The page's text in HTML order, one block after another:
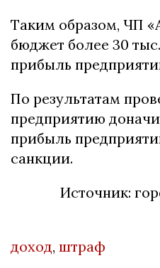
Таким образом, ЧП
бюджет более 30
прибыль
По результатам
предприятию
прибыль
санкции.
Источник:
доход, штраф